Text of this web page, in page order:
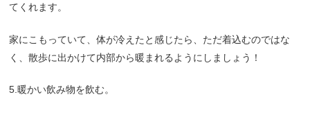
てくれます。
家にこもっていて、体が冷えたと感じたら、ただ着込むのではな
く、散歩に出かけて内部から暖まれるようにしましょう！
5.暖かい飲み物を飲む。